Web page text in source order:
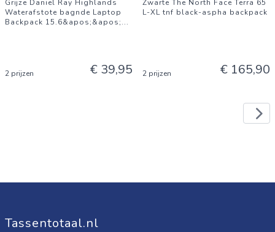
Grijze Daniel Ray Highlands
Waterafstote bagnde Laptop
Backpack 15.6&apos;&apos;...
2 prijzen € 39,95
Zwarte The North Face Terra 65
L-XL tnf black-aspha backpack
2 prijzen € 165,90
Tassentotaal.nl